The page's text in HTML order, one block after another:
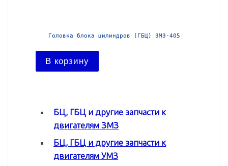
Головка блока цилиндров (ГБЦ) ЗМЗ-405
В корзину
БЦ, ГБЦ и другие запчасти к
двигателям ЗМЗ
БЦ, ГБЦ и другие запчасти к
двигателям УМЗ